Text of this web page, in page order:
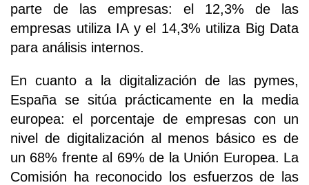
parte de las empresas: el 12,3% de las
empresas utiliza IA y el 14,3% utiliza Big Data
para análisis internos.
En cuanto a la digitalización de las pymes,
España se sitúa prácticamente en la media
europea: el porcentaje de empresas con un
nivel de digitalización al menos básico es de
un 68% frente al 69% de la Unión Europea. La
Comisión ha reconocido los esfuerzos de las